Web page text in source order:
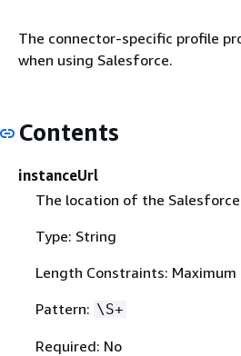
The connector-specific profile
when using Salesforce.
Contents
instanceUrl
The location of the
Type: String
Length Constraints:
Pattern: \S+
Required: No